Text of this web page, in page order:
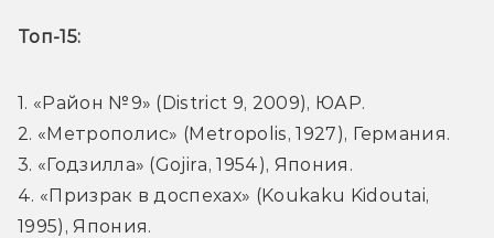
Топ-15:
1. «Район №9» (District 9, 2009), ЮАР.
2. «Метрополис» (Metropolis, 1927), Германия.
3. «Годзилла» (Gojira, 1954), Япония.
4. «Призрак в доспехах» (Koukaku Kidoutai,
1995), Япония.